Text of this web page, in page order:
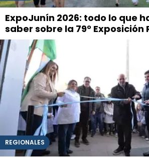
ExpoJunín 2026: todo lo que
saber sobre la 79° Exposición
REGIONALES